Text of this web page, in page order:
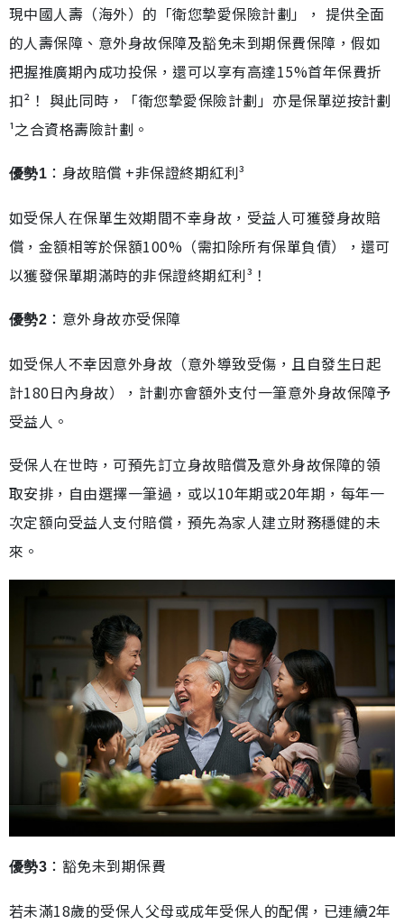
現中國人壽（海外）的「衛您摯愛保險計劃」， 提供全面
的人壽保障、意外身故保障及豁免未到期保費保障，假如
把握推廣期內成功投保，還可以享有高達15%首年保費折
扣²！ 與此同時，「衛您摯愛保險計劃」亦是保單逆按計劃
¹之合資格壽險計劃。
優勢1 ：身故賠償 +非保證終期紅利³
如受保人在保單生效期間不幸身故，受益人可獲發身故賠
償，金額相等於保額100%（需扣除所有保單負債），還可
以獲發保單期滿時的非保證終期紅利³！
優勢2 ：意外身故亦受保障
如受保人不幸因意外身故（意外導致受傷，且自發生日起
計180日內身故），計劃亦會額外支付一筆意外身故保障予
受益人。
受保人在世時，可預先訂立身故賠償及意外身故保障的領
取安排，自由選擇一筆過，或以10年期或20年期，每年一
次定額向受益人支付賠償，預先為家人建立財務穩健的未
來。
優勢3 ：豁免未到期保費
若未滿18歲的受保人父母或成年受保人的配偶，已連續2年